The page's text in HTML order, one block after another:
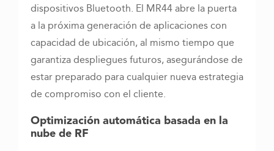
dispositivos Bluetooth. El MR44 abre la puerta
a la próxima generación de aplicaciones con
capacidad de ubicación, al mismo tiempo que
garantiza despliegues futuros, asegurándose de
estar preparado para cualquier nueva estrategia
de compromiso con el cliente.
Optimización automática basada en la
nube de RF